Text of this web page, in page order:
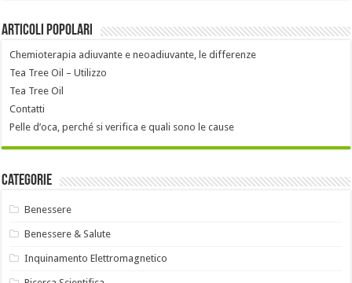
Articoli popolari
Chemioterapia adiuvante e neoadiuvante, le differenze
Tea Tree Oil – Utilizzo
Tea Tree Oil
Contatti
Pelle d’oca, perché si verifica e quali sono le cause
Categorie
Benessere
Benessere & Salute
Inquinamento Elettromagnetico